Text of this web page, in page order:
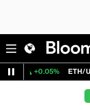
ETH/USD 1,912.15